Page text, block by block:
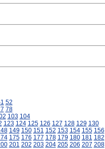
52
78
103 104
123 124 125 126 127 128 129 130
149 150 151 152 153 154 155 156
175 176 177 178 179 180 181 182
201 202 203 204 205 206 207 208